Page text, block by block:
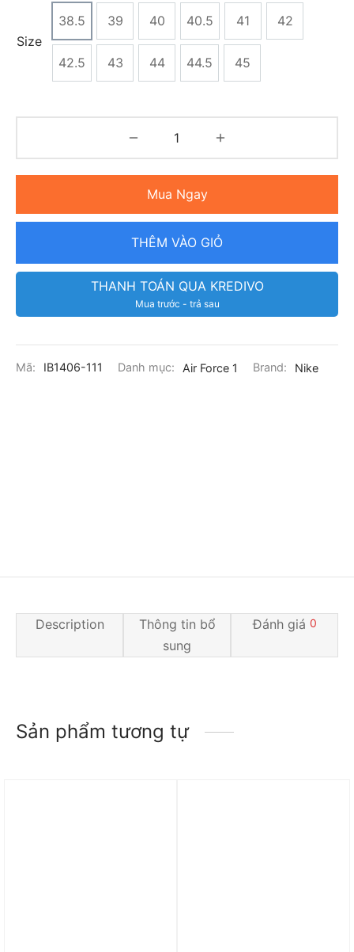
Size
38.5 39 40 40.5 41 42
42.5 43 44 44.5 45
Mua Ngay
THÊM VÀO GIỎ
THANH TOÁN QUA KREDIVO
Mua trước - trả sau
Mã: IB1406-111 Danh mục: Air Force 1 Brand: Nike
Description
Thông tin bổ
sung
Đánh giá 0
Sản phẩm tương tự